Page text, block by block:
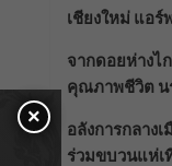
เชียงใหม่ แอร์
จากดอยห่างไ
คุณภาพชีวิต น
อลังการกลาง
ร่วมขบวนแห่เ
×